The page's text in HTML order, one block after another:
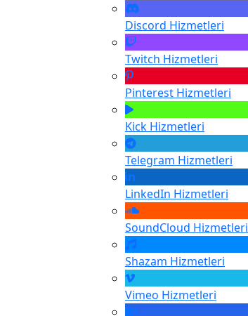
Discord Hizmetleri
Twitch Hizmetleri
Pinterest Hizmetleri
Kick Hizmetleri
Telegram Hizmetleri
LinkedIn Hizmetleri
SoundCloud Hizmetleri
Shazam Hizmetleri
Vimeo Hizmetleri